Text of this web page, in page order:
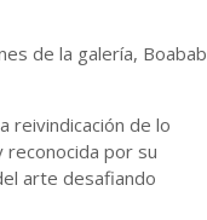
de la galería, Boabab
reivindicación de lo
por su
arte desafiando